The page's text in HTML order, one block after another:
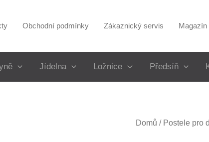
Obchodní podmínky Zákaznický servis Magazín
Jídelna Ložnice Předsíň
Domů / Postele pro